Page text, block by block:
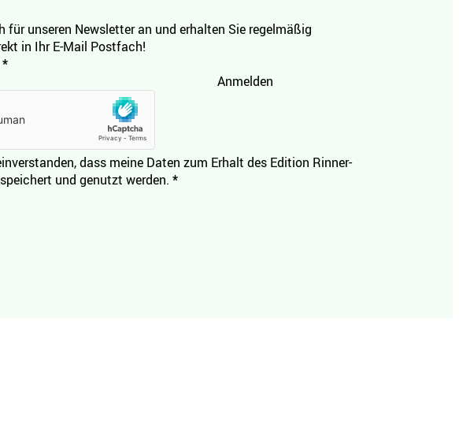
für unseren Newsletter an und erhalten Sie regelmäßig
in Ihr E-Mail Postfach!
*
Anmelden
dass meine Daten zum Erhalt des Edition Rinner-
und genutzt werden. *